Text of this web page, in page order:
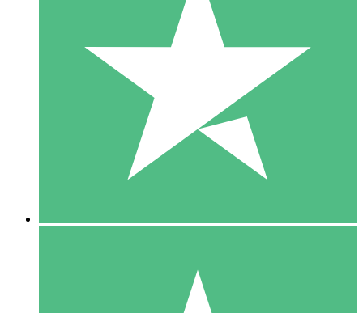
Paquetes de Créditos Individuales
Paga según el uso con créditos de descarga. Sin compromiso
10 00
10 Descargas
20 00